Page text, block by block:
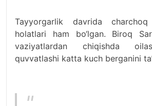
Tayyorgarlik davrida
holatlari ham bo‘lgan. Biroq
vaziyatlardan chiqishda
quvvatlashi katta kuch berganini